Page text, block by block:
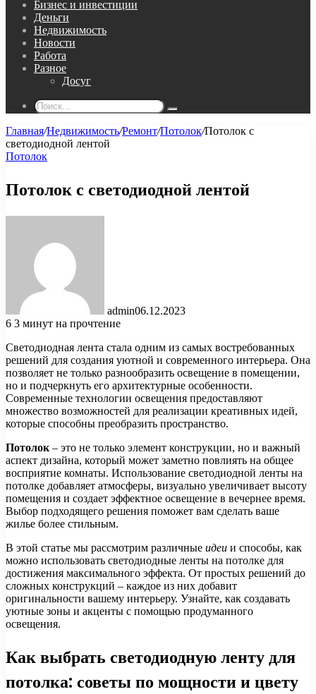
Бизнес и инвестиции
Деньги
Недвижимость
Новости
Работа
Разное
Досуг
Поиск...
Главная/Недвижимость/Ремонт/Потолок/Потолок с
светодиодной лентой
Потолок
Потолок с светодиодной лентой
admin06.12.2023
6 3 минут на прочтение
Светодиодная лента стала одним из самых востребованных
решений для создания уютной и современного интерьера. Она
позволяет не только разнообразить освещение в помещении,
но и подчеркнуть его архитектурные особенности.
Современные технологии освещения предоставляют
множество возможностей для реализации креативных идей,
которые способны преобразить пространство.
Потолок – это не только элемент конструкции, но и важный
аспект дизайна, который может заметно повлиять на общее
восприятие комнаты. Использование светодиодной ленты на
потолке добавляет атмосферы, визуально увеличивает высоту
помещения и создает эффектное освещение в вечернее время.
Выбор подходящего решения поможет вам сделать ваше
жилье более стильным.
В этой статье мы рассмотрим различные идеи и способы, как
можно использовать светодиодные ленты на потолке для
достижения максимального эффекта. От простых решений до
сложных конструкций – каждое из них добавит
оригинальности вашему интерьеру. Узнайте, как создавать
уютные зоны и акценты с помощью продуманного
освещения.
Как выбрать светодиодную ленту для
потолка: советы по мощности и цвету